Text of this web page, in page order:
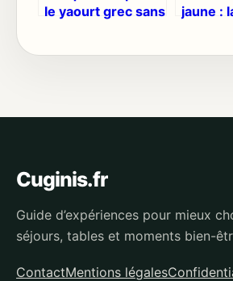
le yaourt grec sans
jaune :
Cuginis.fr
Guide d’expériences pour mieux
séjours, tables et moments bien-
ContactMentions légales